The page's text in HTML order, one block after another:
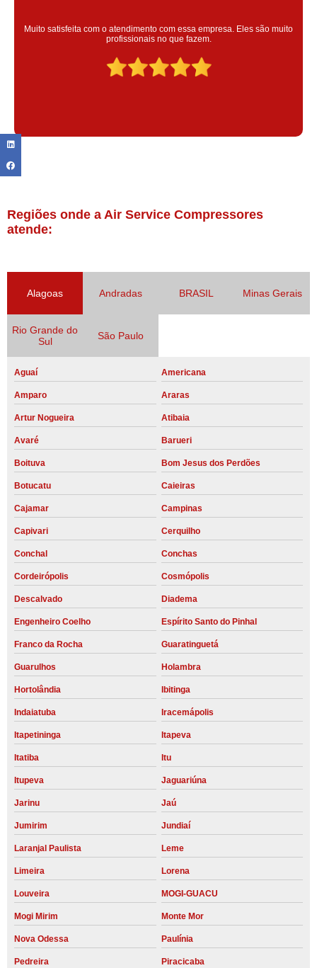
Super satisfeita com o serviço prestado, atendimento muito bom!
colaoradores educado e transparente, destaque para o colaborador
Claudinei excelente profissional!
Regiões onde a Air Service Compressores
atende:
Alagoas Andradas BRASIL Minas Gerais
Rio Grande do
Sul
São Paulo
Aguaí Americana
Amparo Araras
Artur Nogueira Atibaia
Avaré Barueri
Boituva Bom Jesus dos Perdões
Botucatu Caieiras
Cajamar Campinas
Capivari Cerquilho
Conchal Conchas
Cordeirópolis Cosmópolis
Descalvado Diadema
Engenheiro Coelho Espírito Santo do Pinhal
Franco da Rocha Guaratinguetá
Guarulhos Holambra
Hortolândia Ibitinga
Indaiatuba Iracemápolis
Itapetininga Itapeva
Itatiba Itu
Itupeva Jaguariúna
Jarinu Jaú
Jumirim Jundiaí
Laranjal Paulista Leme
Limeira Lorena
Louveira MOGI-GUACU
Mogi Mirim Monte Mor
Nova Odessa Paulínia
Pedreira Piracicaba